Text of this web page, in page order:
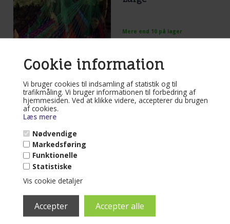
Cookie information
Vi bruger cookies til indsamling af statistik og til
trafikmåling. Vi bruger informationen til forbedring af
hjemmesiden. Ved at klikke videre, accepterer du brugen
af cookies.
Læs mere
Nødvendige
Markedsføring
Funktionelle
Statistiske
Vis cookie detaljer
Mere end 10 på lager
Hængekøjestol X-Large
- Naturhvid eller farvemix
Læs mere...
790,00 DKK
Mere end 10 på lager